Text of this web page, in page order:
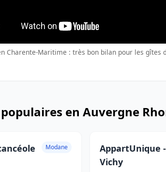
Charente-Maritime : très bon bilan pour les gîtes
en Auvergne
Modane
AppartUnique
Vichy